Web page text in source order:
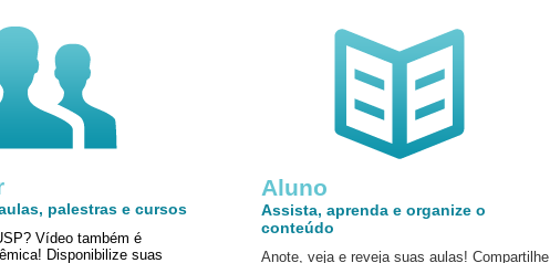
Aluno
Assista, aprenda e organize o
conteúdo
Anote, veja e reveja suas aulas! Compartilhe
palestras e cursos
Vídeo também é
Disponibilize suas